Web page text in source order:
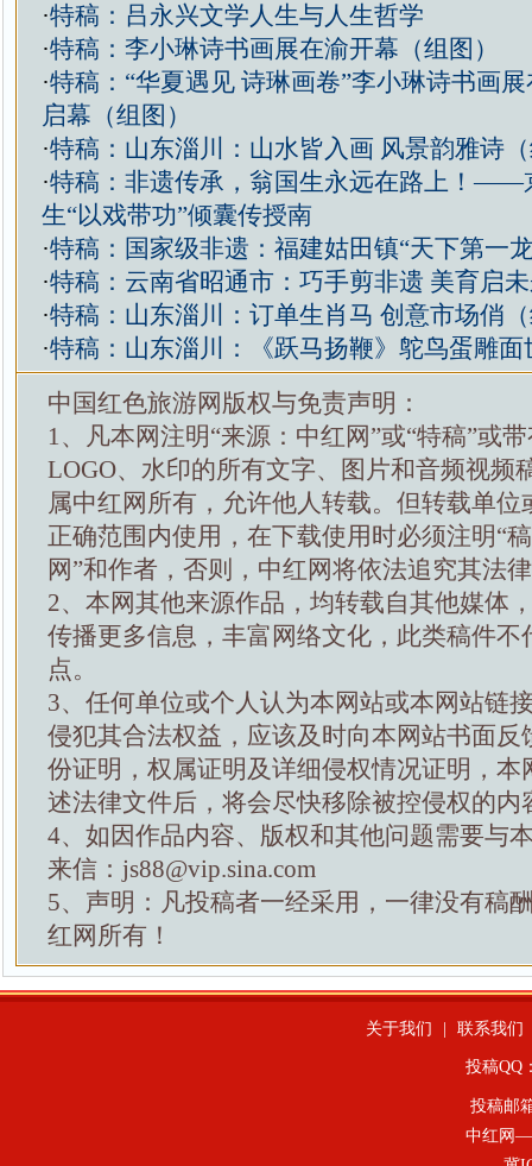
·特稿：吕永兴文学人生与人生哲学
·特稿：李小琳诗书画展在渝开幕（组图）
·特稿：“华夏遇见 诗琳画卷”李小琳诗书画
启幕（组图）
·特稿：山东淄川：山水皆入画 风景韵雅诗
·特稿：非遗传承，翁国生永远在路上！——
生“以戏带功”倾囊传授南
·特稿：国家级非遗：福建姑田镇“天下第一
·特稿：云南省昭通市：巧手剪非遗 美育启
·特稿：山东淄川：订单生肖马 创意市场俏
·特稿：山东淄川：《跃马扬鞭》鸵鸟蛋雕面
中国红色旅游网版权与免责声明：
1、凡本网注明“来源：中红网”或“特稿”或
LOGO、水印的所有文字、图片和音频视频
属中红网所有，允许他人转载。但转载单位
正确范围内使用，在下载使用时必须注明“
网”和作者，否则，中红网将依法追究其法
2、本网其他来源作品，均转载自其他媒体
传播更多信息，丰富网络文化，此类稿件不
点。
3、任何单位或个人认为本网站或本网站链
侵犯其合法权益，应该及时向本网站书面反
份证明，权属证明及详细侵权情况证明，本
述法律文件后，将会尽快移除被控侵权的内
4、如因作品内容、版权和其他问题需要与
来信：js88@vip.sina.com
5、声明：凡投稿者一经采用，一律没有稿
红网所有！
关于我们 联系我们
投稿QQ
投稿邮
中红网—